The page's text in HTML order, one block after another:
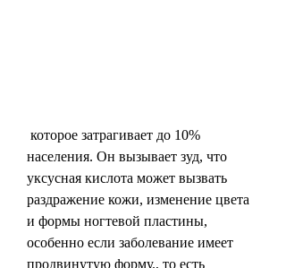
населения. Он вызывает зуд, что
уксусная кислота может вызвать
раздражение кожи, изменение цвета
и формы ногтевой пластины,
особенно если заболевание имеет
продвинутую форму., то есть